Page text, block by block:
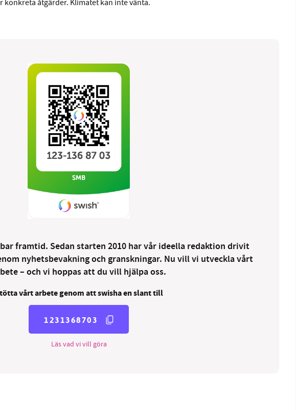
konkreta åtgärder. Klimatet kan inte vänta.
framtid. Sedan starten 2010 har vår ideella redaktion drivit
nyhetsbevakning och granskningar. Nu vill vi utveckla vårt
– och vi hoppas att du vill hjälpa oss.
vårt arbete genom att swisha en slant till
1231368703
Läs vad vi vill göra